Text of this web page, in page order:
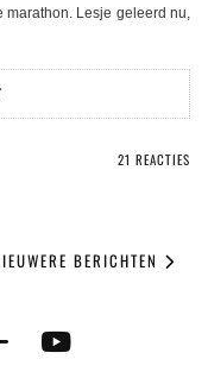
marathon. Lesje geleerd nu,
21 REACTIES
BERICHTEN